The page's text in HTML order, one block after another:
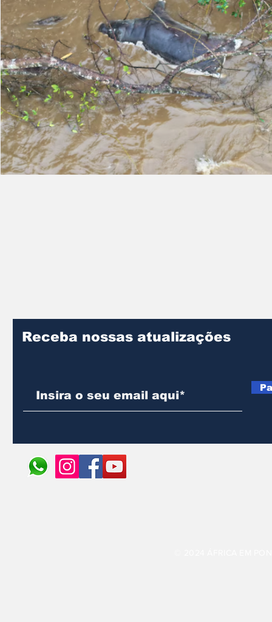
Receba nossas atualizações